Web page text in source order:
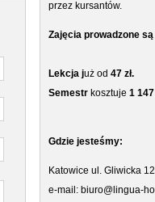
przez kursantów.
Zajęcia prowadzone
Lekcja już od 47 zł.
Semestr kosztuje 1 147
Gdzie jesteśmy:
Katowice ul. Gliwicka
e-mail: biuro@lingua-